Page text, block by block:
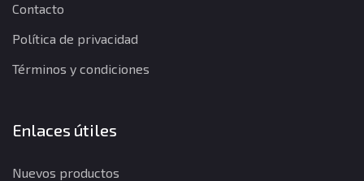
Contacto
Política de privacidad
Términos y condiciones
Enlaces útiles
Nuevos productos